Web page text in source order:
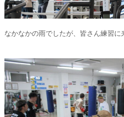
なかなかの雨でしたが、皆さん練習に